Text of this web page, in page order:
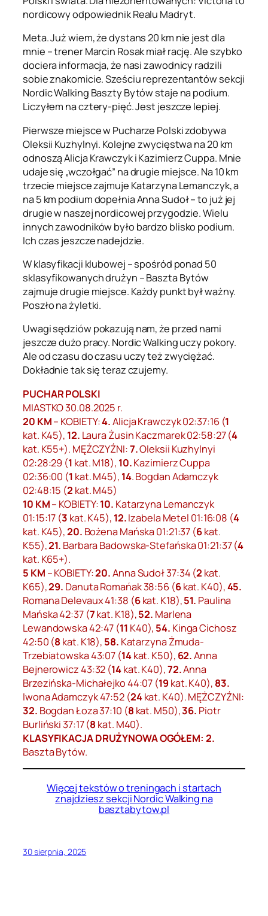
nordicowy odpowiednik Realu Madryt.
Meta. Już wiem, że dystans 20 km nie jest dla
mnie – trener Marcin Rosak miał rację. Ale szybko
dociera informacja, że nasi zawodnicy radzili
sobie znakomicie. Sześciu reprezentantów sekcji
Nordic Walking Baszty Bytów staje na podium.
Liczyłem na cztery-pięć. Jest jeszcze lepiej.
Pierwsze miejsce w Pucharze Polski zdobywa
Oleksii Kuzhylnyi. Kolejne zwycięstwa na 20 km
odnoszą Alicja Krawczyk i Kazimierz Cuppa. Mnie
udaje się „wczołgać” na drugie miejsce. Na 10 km
trzecie miejsce zajmuje Katarzyna Lemanczyk, a
na 5 km podium dopełnia Anna Sudoł – to już jej
drugie w naszej nordicowej przygodzie. Wielu
innych zawodników było bardzo blisko podium.
Ich czas jeszcze nadejdzie.
W klasyfikacji klubowej – spośród ponad 50
sklasyfikowanych drużyn – Baszta Bytów
zajmuje drugie miejsce. Każdy punkt był ważny.
Poszło na żyletki.
Uwagi sędziów pokazują nam, że przed nami
jeszcze dużo pracy. Nordic Walking uczy pokory.
Ale od czasu do czasu uczy też zwyciężać.
Dokładnie tak się teraz czujemy.
PUCHAR POLSKI
MIASTKO 30.08.2025 r.
20 KM– KOBIETY:4.Alicja Krawczyk 02:37:16 (1
kat. K45), 12. Laura Żusin Kaczmarek 02:58:27 (4
kat. K55+). MĘŻCZYŹNI:7.Oleksii Kuzhylnyi
02:28:29 (1 kat. M18), 10.Kazimierz Cuppa
02:36:00 (1 kat. M45), 14. Bogdan Adamczyk
02:48:15 (2 kat. M45)
10 KM– KOBIETY:10. Katarzyna Lemanczyk
01:15:17 (3 kat. K45), 12.Izabela Metel 01:16:08 (4
kat. K45),20. Bożena Mańska 01:21:37 (6kat.
K55),21. Barbara Badowska-Stefańska 01:21:37 (4
kat. K65+).
5 KM – KOBIETY:20.Anna Sudoł 37:34 (2 kat.
K65),29. Danuta Romańak 38:56 (6kat. K40),45.
Romana Delevaux 41:38 (6kat. K18),51. Paulina
Mańska 42:37 (7kat. K18),52. Marlena
Lewandowska 42:47 (11 K40), 54. Kinga Cichosz
42:50 (8 kat. K18), 58. Katarzyna Żmuda-
Trzebiatowska 43:07 (14kat. K50), 62.Anna
Bejnerowicz 43:32 (14kat. K40),72.Anna
Brzezińska-Michałejko 44:07 (19 kat. K40), 83.
Iwona Adamczyk 47:52 (24kat. K40). MĘŻCZYŹNI:
32. Bogdan Łoza 37:10 (8 kat. M50),36. Piotr
Burliński 37:17 (8 kat. M40).
KLASYFIKACJA DRUŻYNOWA OGÓŁEM: 2.
Baszta Bytów.
Więcej tekstów o treningach i startach
znajdziesz sekcji Nordic Walking na
basztabytow.pl
30 sierpnia, 2025